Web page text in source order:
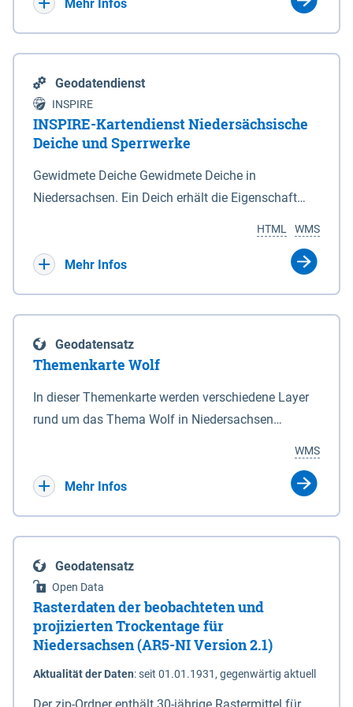
Mehr Infos
Geodatendienst
INSPIRE
INSPIRE-Kartendienst Niedersächsische
Deiche und Sperrwerke
Gewidmete Deiche Gewidmete Deiche in
Niedersachsen. Ein Deich erhält die Eigenschaft
Deichbehörde durch Verordnung ausspricht. Für
enthalten. Sperrwerke Sperrwerke sind Bauwerke
mit Sperrvorrichtungen in Tidegewässern, die dem
Schutz eines Gebietes vor erhöhten Tiden, vor allem
vor Sturmfluten, zu dienen bestimmt sind (§2 Abs.3
Eigenschaft eines Sperrwerkes durch Widmung, die
die Deichbehörde durch Verordnung ausspricht.
WMS
HTML
Mehr Infos
Geodatensatz
Themenkarte Wolf
In dieser Themenkarte werden verschiedene Layer
rund um das Thema Wolf in Niedersachsen
sowie Status der bestehenden Wolfsterritorien im
laufenden Monitoringjahr.
WMS
Mehr Infos
Geodatensatz
Open Data
Rasterdaten der beobachteten und
projizierten Trockentage für
Niedersachsen (AR5-NI Version 2.1)
Aktualität der Daten:seit 01.01.1931, gegenwärtig aktuell